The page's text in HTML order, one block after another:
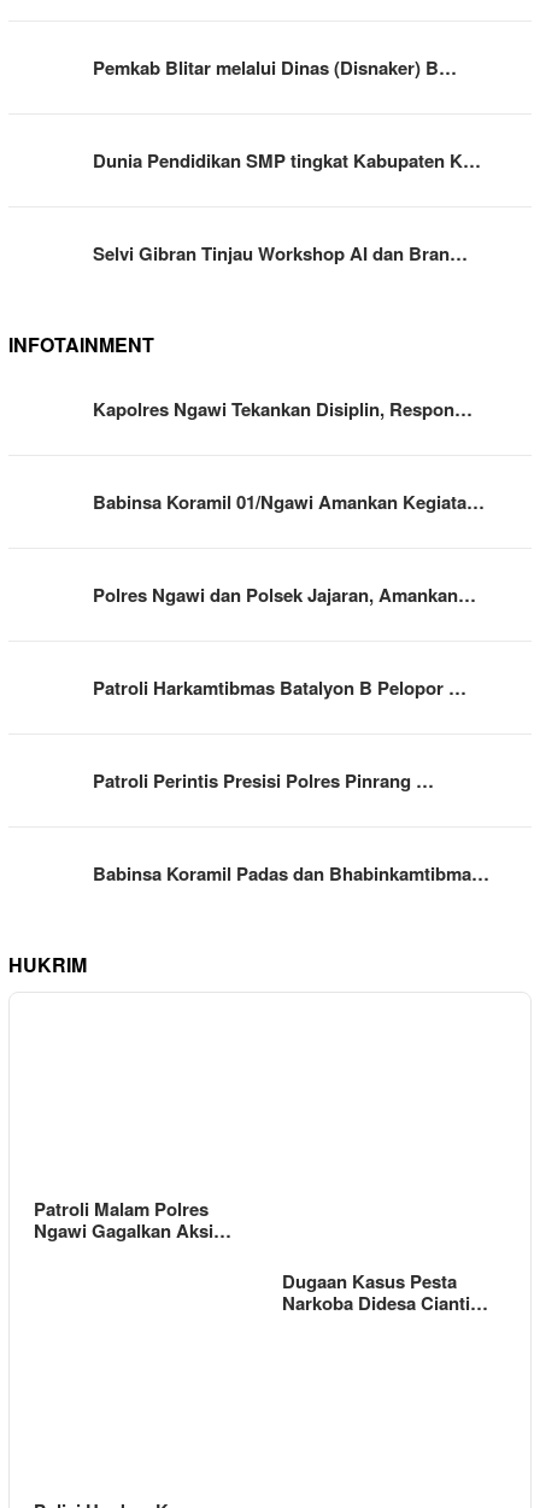
Pemkab Blitar melalui Dinas (Disnaker) B…
Dunia Pendidikan SMP tingkat Kabupaten K…
Selvi Gibran Tinjau Workshop AI dan Bran…
INFOTAINMENT
Kapolres Ngawi Tekankan Disiplin, Respon…
Babinsa Koramil 01/Ngawi Amankan Kegiata…
Polres Ngawi dan Polsek Jajaran, Amankan…
Patroli Harkamtibmas Batalyon B Pelopor …
Patroli Perintis Presisi Polres Pinrang …
Babinsa Koramil Padas dan Bhabinkamtibma…
HUKRIM
Patroli Malam Polres
Ngawi Gagalkan Aksi…
Dugaan Kasus Pesta
Narkoba Didesa Cianti…